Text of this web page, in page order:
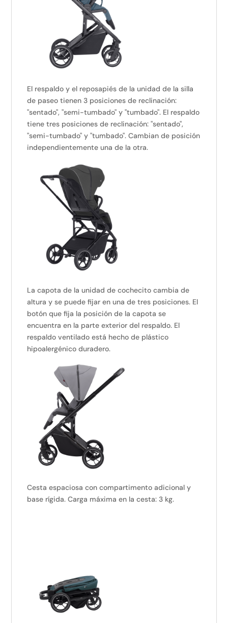
El respaldo y el reposapiés de la unidad de la silla
de paseo tienen 3 posiciones de reclinación:
"sentado", "semi-tumbado" y "tumbado". El respaldo
tiene tres posiciones de reclinación: "sentado",
"semi-tumbado" y "tumbado". Cambian de posición
independientemente una de la otra.
La capota de la unidad de cochecito cambia de
altura y se puede fijar en una de tres posiciones. El
botón que fija la posición de la capota se
encuentra en la parte exterior del respaldo. El
respaldo ventilado está hecho de plástico
hipoalergénico duradero.
Cesta espaciosa con compartimento adicional y
base rígida. Carga máxima en la cesta: 3 kg.